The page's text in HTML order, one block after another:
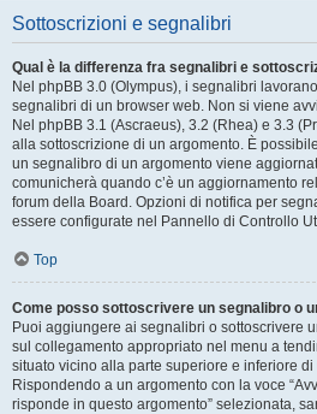
Sottoscrizioni e segnalibri
Qual è la differenza fra segnalibri e
Nel phpBB 3.0 (Olympus), i segnalibri
segnalibri di un browser web. Non si viene
Nel phpBB 3.1 (Ascraeus), 3.2 (Rhea) e 3.3
alla sottoscrizione di un argomento. È
un segnalibro di un argomento viene
comunicherà quando c’è un aggiornamento
forum della Board. Opzioni di notifica per
essere configurate nel Pannello di Controllo
Top
Come posso sottoscrivere un segnalibro o
Puoi aggiungere ai segnalibri o sottoscrivere
sul collegamento appropriato nel menu a
situato vicino alla parte superiore e inferiore
Rispondendo a un argomento con la voce
risponde in questo argomento” selezionata,